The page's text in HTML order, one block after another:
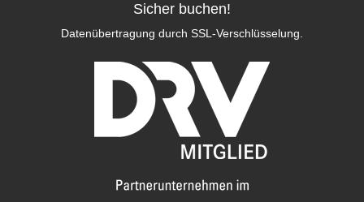
Sicher buchen!
Datenübertragung durch SSL-Verschlüsselung.